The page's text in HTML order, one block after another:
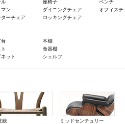
ル
マン
ターチェア
座椅子
ダイニングチェア
ロッキングチェア
ベンチ
オフィスチ
ット
本棚
食器棚
シェルフ
欧 ミッドセンチュリー